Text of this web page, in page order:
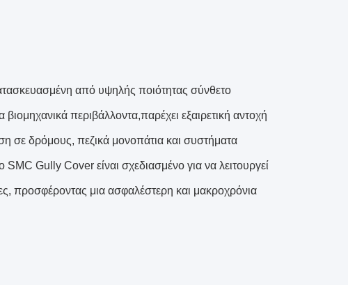
από υψηλής ποιότητας σύνθετο
περιβάλλοντα,παρέχει εξαιρετική αντοχή
σε δρόμους, πεζικά μονοπάτια και συστήματα
Gully Cover είναι σχεδιασμένο για να λειτουργεί
προσφέροντας μια ασφαλέστερη και μακροχρόνια